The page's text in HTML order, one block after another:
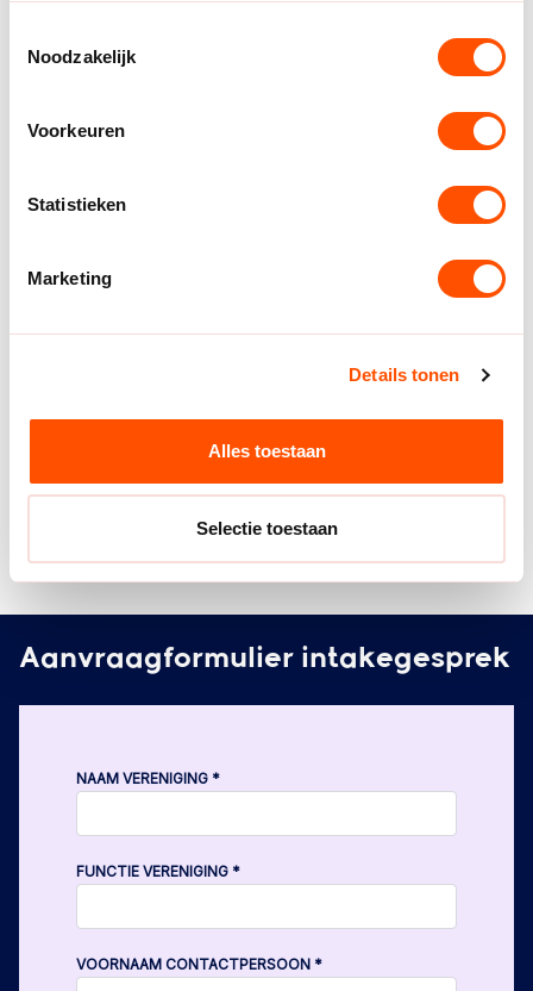
Noodzakelijk
Voorkeuren
Statistieken
Marketing
Details tonen
Alles toestaan
Selectie toestaan
(generiek) promotiemateriaal.
Hoe
jij met het
Verenigings Impuls
Programma bij jouw
Geïnteresseerd in een pakket voor jouw vereniging?
Neem contact op en ontdek de beste opties voor jouw
informatie aan
Aanvraagformulier intakegesprek
NAAM VERENIGING *
FUNCTIE VERENIGING *
VOORNAAM CONTACTPERSOON *